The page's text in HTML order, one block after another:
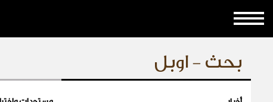
بحث - اوبل